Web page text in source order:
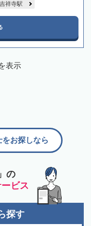
吉祥寺駅
表示
の
ビス
お探しなら
探す